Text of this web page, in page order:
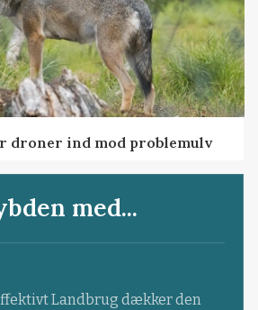
droner ind mod problemulv
med...
Landbrug dækker den